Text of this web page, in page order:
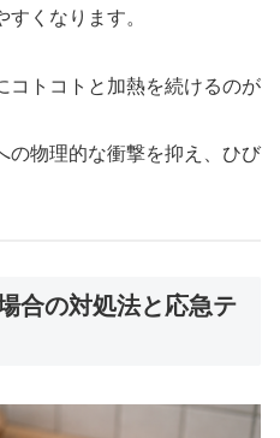
くなります。
コトコトと加熱を続けるのが
の物理的な衝撃を抑え、ひび
合の対処法と応急テ